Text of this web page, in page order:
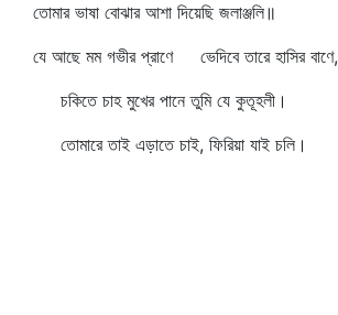
তোমার ভাষা বোঝার আশা দিয়েছি জলাঞ্জলি॥
যে আছে মম গভীর প্রাণে ভেদিবে তারে হাসির বাণে,
চকিতে চাহ মুখের পানে তুমি যে কুতূহলী।
তোমারে তাই এড়াতে চাই, ফিরিয়া যাই চলি।